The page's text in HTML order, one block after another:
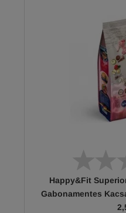
Happy&Fit
Gabonamentes